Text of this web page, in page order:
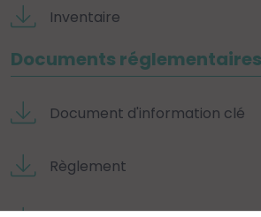
Inventaire
Documents réglementaires
Document d'information clé
Règlement